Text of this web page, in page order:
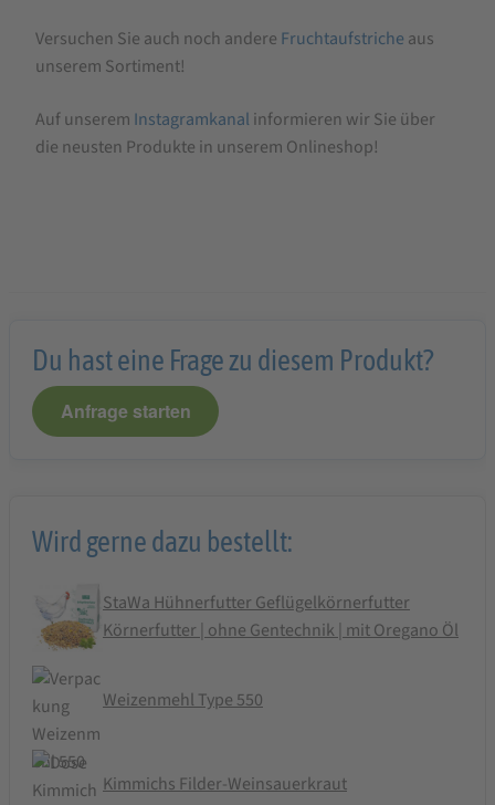
Versuchen Sie auch noch andere Fruchtaufstriche aus
unserem Sortiment!
Auf unserem Instagramkanal informieren wir Sie über
die neusten Produkte in unserem Onlineshop!
Du hast eine Frage zu diesem Produkt?
Anfrage starten
Wird gerne dazu bestellt:
StaWa Hühnerfutter Geflügelkörnerfutter
Körnerfutter | ohne Gentechnik | mit Oregano Öl
Weizenmehl Type 550
Kimmichs Filder-Weinsauerkraut